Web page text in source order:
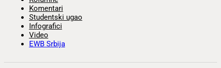
Komentari
Studentski ugao
Infografici
Video
EWB Srbija